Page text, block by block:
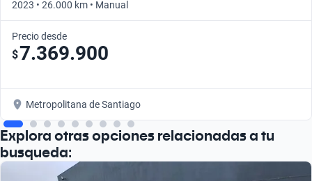
2023 • 26.000 km • Manual
Precio desde
$7.369.900
Metropolitana de Santiago
Explora otras opciones relacionadas a tu
busqueda: